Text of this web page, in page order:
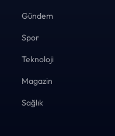
Gündem
Spor
Teknoloji
Magazin
Sağlık